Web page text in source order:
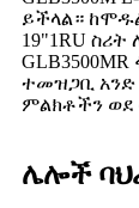
ይችላል።
19"1RU
ተመዝጋቢ አንድ
ምልክቶችን ወደ
ሌሎች